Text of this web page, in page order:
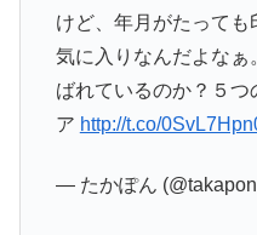
けど、年月がたって
気に入りなんだよな
ばれているのか？５
ア http://t.co/
— たかぽん